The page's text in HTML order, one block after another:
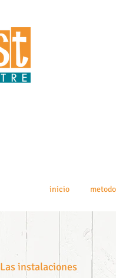
inicio
Las instalaciones